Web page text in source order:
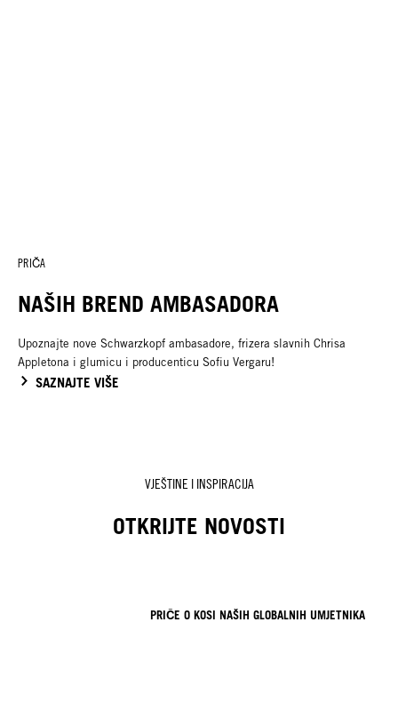
PRIČA
NAŠIH BREND AMBASADORA
Upoznajte nove Schwarzkopf ambasadore, frizera slavnih Chrisa
Appletona i glumicu i producenticu Sofiu Vergaru!
SAZNAJTE VIŠE
VJEŠTINE I INSPIRACIJA
OTKRIJTE NOVOSTI
PRIČE O KOSI NAŠIH GLOBALNIH UMJETNIKA